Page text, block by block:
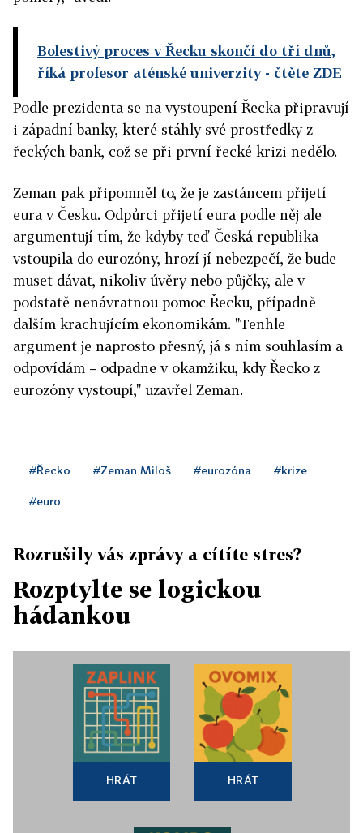
Bolestivý proces v Řecku skončí do tří dnů,
říká profesor aténské univerzity- čtěte ZDE
Podle prezidenta se na vystoupení Řecka připravují
i západní banky, které stáhly své prostředky z
řeckých bank, což se při první řecké krizi nedělo.
Zeman pak připomněl to, že je zastáncem přijetí
eura v Česku. Odpůrci přijetí eura podle něj ale
argumentují tím, že kdyby teď Česká republika
vstoupila do eurozóny, hrozí jí nebezpečí, že bude
muset dávat, nikoliv úvěry nebo půjčky, ale v
podstatě nenávratnou pomoc Řecku, případně
dalším krachujícím ekonomikám. "Tenhle
argument je naprosto přesný, já s ním souhlasím a
odpovídám – odpadne v okamžiku, kdy Řecko z
eurozóny vystoupí," uzavřel Zeman.
#Řecko #Zeman Miloš #eurozóna #krize
#euro
Rozrušily vás zprávy a cítíte stres?
Rozptylte se logickou
hádankou
HRÁT HRÁT